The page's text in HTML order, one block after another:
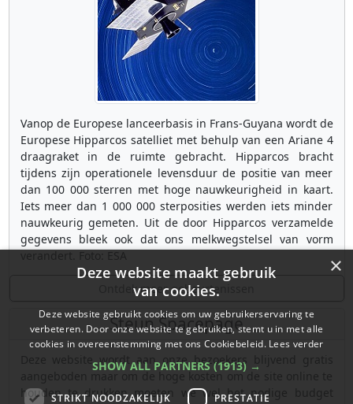
Vanop de Europese lanceerbasis in Frans-Guyana wordt de
Europese Hipparcos satelliet met behulp van een Ariane 4
draagraket in de ruimte gebracht. Hipparcos bracht
tijdens zijn operationele levensduur de positie van meer
dan 100 000 sterren met hoge nauwkeurigheid in kaart.
Iets meer dan 1 000 000 sterposities werden iets minder
nauwkeurig gemeten. Uit de door Hipparcos verzamelde
gegevens bleek ook dat ons melkwegstelsel van vorm
Ontdek meer gebeurtenissen
Steun Spacepage
Deze website wordt aan onze bezoekers blijvend gratis
aangeboden maar om de hoge kosten om de site online te
houden te drukken moeten we wel het nodige budget
×
Deze website maakt gebruik
van cookies.
Deze website gebruikt cookies om uw gebruikerservaring te
verbeteren. Door onze website te gebruiken, stemt u in met alle
cookies in overeenstemming met ons Cookiebeleid. Lees verder
SHOW ALL PARTNERS (1913) →
STRIKT NOODZAKELIJK PRESTATIE